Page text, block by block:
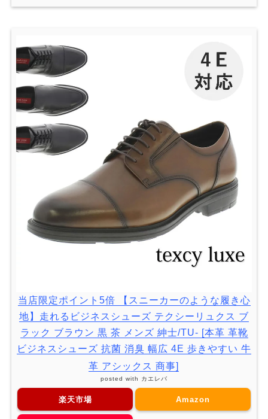
当店限定ポイント5倍 【スニーカーのような履き心
地】走れるビジネスシューズ テクシーリュクス ブ
ラック ブラウン 黒 茶 メンズ 紳士/TU- [本革 革靴
ビジネスシューズ 抗菌 消臭 幅広 4E 歩きやすい 牛
革 アシックス 商事]
posted with カエレバ
楽天市場 Amazon